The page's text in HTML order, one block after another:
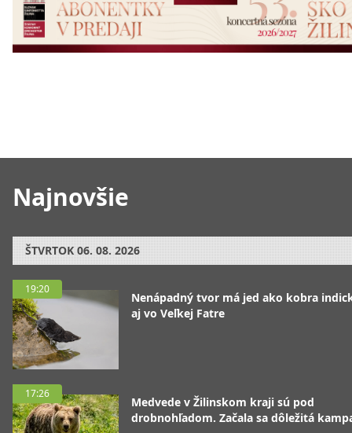
Najnovšie
ŠTVRTOK 06. 08. 2026
19:20
Nenápadný tvor má jed ako kobra
aj vo Veľkej Fatre
17:26
Medvede v Žilinskom kraji sú pod
drobnohľadom. Začala sa dôležitá